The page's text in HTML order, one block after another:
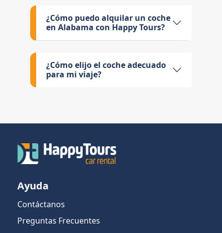
¿Cómo puedo alquilar un coche
en Alabama con Happy Tours?
¿Cómo elijo el coche adecuado
para mi viaje?
Ayuda
Contáctanos
Preguntas Frecuentes